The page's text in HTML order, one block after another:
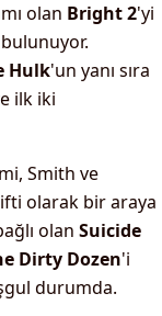
olan Bright 2'yi
Hulk'un yanı sıra
ilk iki
Smith ve
olarak bir araya
olan Suicide
Dirty Dozen'i
durumda.